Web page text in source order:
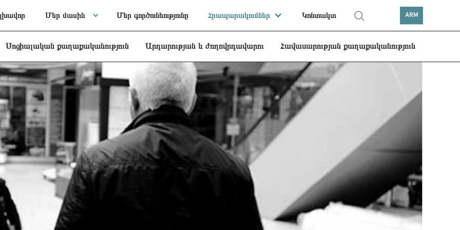
Մեր մասին Մեր գործունեությունը Հրապարակումներ Կոնտակտ ARM
Սոցիալական քաղաքականություն Արդարության և ժողովրդավարու Հավասարության քաղաքականություն